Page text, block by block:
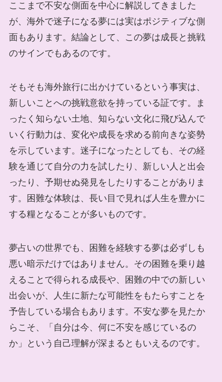
ここまで不安な側面を中心に解説してきました
が、海外で迷子になる夢には実はポジティブな側
面もあります。結論として、この夢は成長と挑戦
のサインでもあるのです。
そもそも海外旅行に出かけているという事実は、
新しいことへの挑戦意欲を持っている証です。ま
ったく知らない土地、知らない文化に飛び込んで
いく行動力は、変化や成長を求める前向きな姿勢
を示しています。迷子になったとしても、その経
験を通じて自分の力を試したり、新しい人と出会
ったり、予期せぬ発見をしたりすることがありま
す。困難な体験は、長い目で見れば人生を豊かに
する糧となることが多いものです。
夢占いの世界でも、困難を経験する夢は必ずしも
悪い暗示だけではありません。その困難を乗り越
えることで得られる成長や、困難の中での新しい
出会いが、人生に新たな可能性をもたらすことを
予告している場合もあります。不安な夢を見たか
らこそ、「自分は今、何に不安を感じているの
か」という自己理解が深まるともいえるのです。